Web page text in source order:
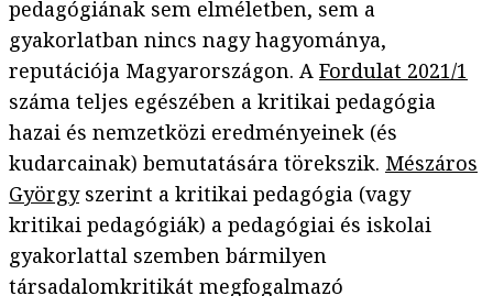
pedagógiának sem elméletben, sem a
gyakorlatban nincs nagy hagyománya,
reputációja Magyarországon. A Fordulat 2021/1
száma teljes egészében a kritikai pedagógia
hazai és nemzetközi eredményeinek (és
kudarcainak) bemutatására törekszik. Mészáros
Györgyszerint a kritikai pedagógia (vagy
kritikai pedagógiák) a pedagógiai és iskolai
gyakorlattal szemben bármilyen
társadalomkritikát megfogalmazó